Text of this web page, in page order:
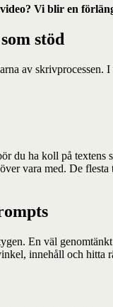
Vi blir en
stöd
av
du ha koll på
vara med. De
En väl
innehåll och hitta